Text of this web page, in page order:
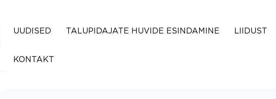
UUDISED TALUPIDAJATE HUVIDE ESINDAMINE LIIDUST
KONTAKT